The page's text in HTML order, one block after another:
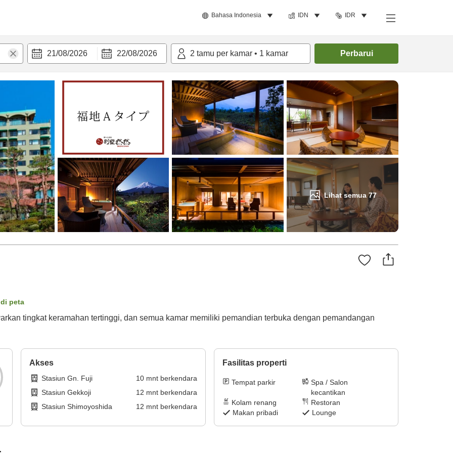
Bahasa Indonesia IDN IDR
21/08/2026 22/08/2026 2 tamu per kamar • 1 kamar Perbarui
Lihat semua77
Cari kamar
peta
tingkat keramahan tertinggi, dan semua kamar memiliki pemandian terbuka dengan pemandangan
Akses
Stasiun Gn. Fuji 10mnt berkendara
Stasiun Gekkoji
12 mnt berkendara
Stasiun Shimoyoshida
12 mnt berkendara
Fasilitas properti
Tempat parkir
Spa / Salon
kecantikan
Kolam renang
Restoran
Makan pribadi
Lounge